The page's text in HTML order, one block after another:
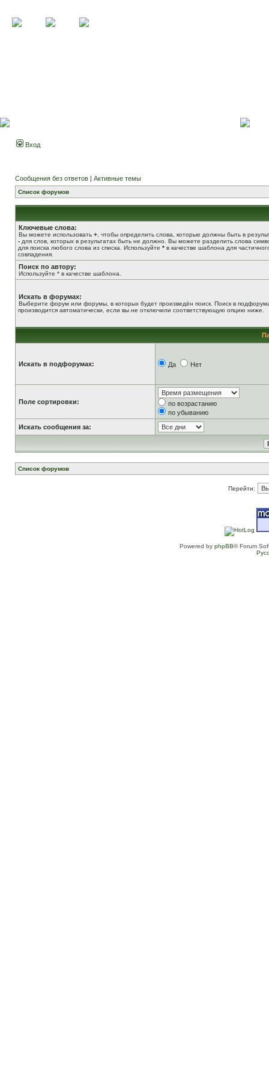
Вход
Сообщения без ответов | Активные темы
Список форумов
Ключевые слова:
Вы можете использовать + , чтобы определить слова, которые должны быть в
- для слов, которых в результатах быть не должно. Вы можете разделить слова
для поиска любого слова из списка. Используйте * в качестве шаблона для
совпадения.
Поиск по автору:
Используйте * в качестве шаблона.
Искать в форумах:
Выберите форум или форумы, в которых будет произведён поиск. Поиск в
производится автоматически, если вы не отключили соответствующую опцию ниже.
Искать в подфорумах: Да Нет
Поле сортировки:
по возрастанию
по убыванию
Искать сообщения за:
Список форумов
Перейти:
Powered by phpBB® Forum